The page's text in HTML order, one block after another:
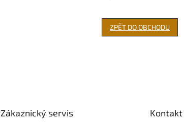
ZPĚT DO OBCHODU
Zákaznický servis Kontakt